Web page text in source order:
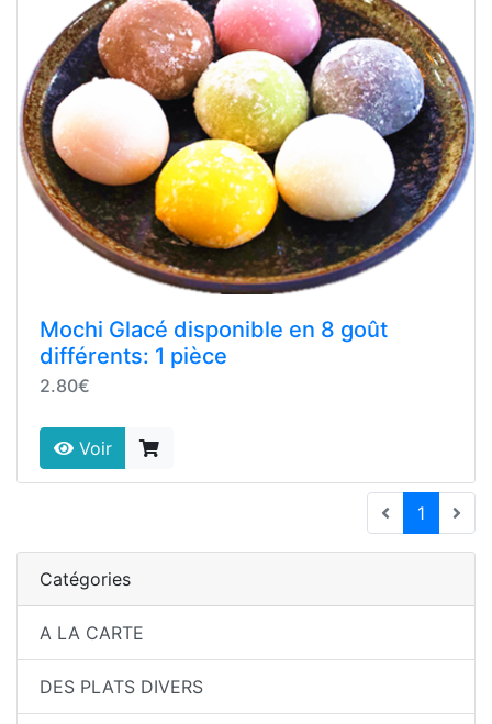
Mochi Glacé disponible en 8 goût
différents: 1 pièce
2.80€
Voir
1
Catégories
A LA CARTE
DES PLATS DIVERS